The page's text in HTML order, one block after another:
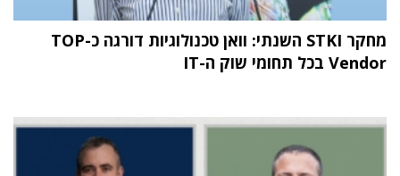
מחקר STKI השנתי: וואן טכנולוגיות דורגה כ-TOP
Vendor בכל תחומי שוק ה-IT